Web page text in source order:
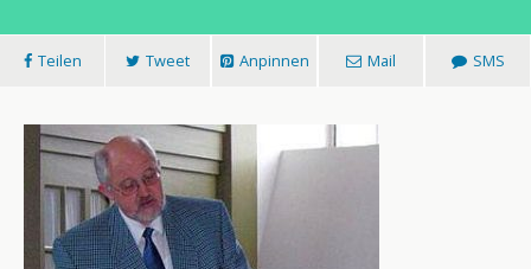
Teilen Tweet Anpinnen Mail SMS